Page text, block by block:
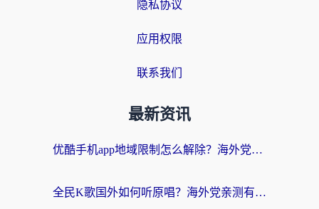
隐私协议
应用权限
联系我们
最新资讯
优酷手机app地域限制怎么解除？海外党亲测有效的追剧方案
全民K歌国外如何听原唱？海外党亲测有效的回国加速器选择指南